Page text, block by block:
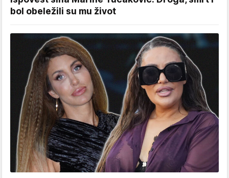
bol obeležili su mu život